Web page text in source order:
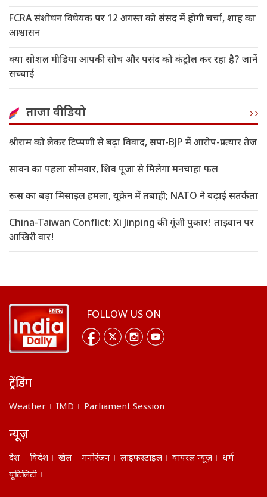
FCRA संशोधन विधेयक पर 12 अगस्त को संसद में होगी चर्चा, शाह का
आश्वासन
क्या सोशल मीडिया आपकी सोच और पसंद को कंट्रोल कर रहा है? जानें
सच्चाई
ताजा वीडियो
श्रीराम को लेकर टिप्पणी से बढ़ा विवाद, सपा-BJP में आरोप-प्रत्यार तेज
सावन का पहला सोमवार, शिव पूजा से मिलेगा मनचाहा फल
रूस का बड़ा मिसाइल हमला, यूक्रेन में तबाही; NATO ने बढ़ाई सतर्कता
China-Taiwan Conflict: Xi Jinping की गूंजी पुकार! ताइवान पर
आखिरी वार!
FOLLOW US ON
ट्रेंडिंग
Weather IMD Parliament Session
न्यूज़
देश विदेश खेल मनोरंजन लाइफस्टाइल वायरल न्यूज़
धर्म
यूटिलिटी